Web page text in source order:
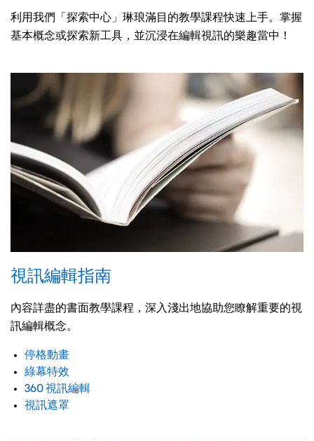
利用我們「探索中心」琳琅滿目的教學課程快速上手。掌握
基本概念或探索新工具，並沉浸在編輯視訊的樂趣當中！
視訊編輯指南
內容詳盡的書面教學課程，深入淺出地協助您瞭解重要的視
訊編輯概念。
停格動畫
綠幕特效
360 視訊編輯
視訊遮罩